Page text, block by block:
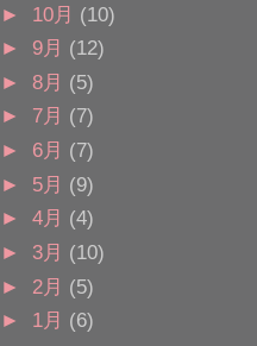
► 10月 (10)
► 9月 (12)
► 8月 (5)
► 7月 (7)
► 6月 (7)
► 5月 (9)
► 4月 (4)
► 3月 (10)
► 2月 (5)
► 1月 (6)